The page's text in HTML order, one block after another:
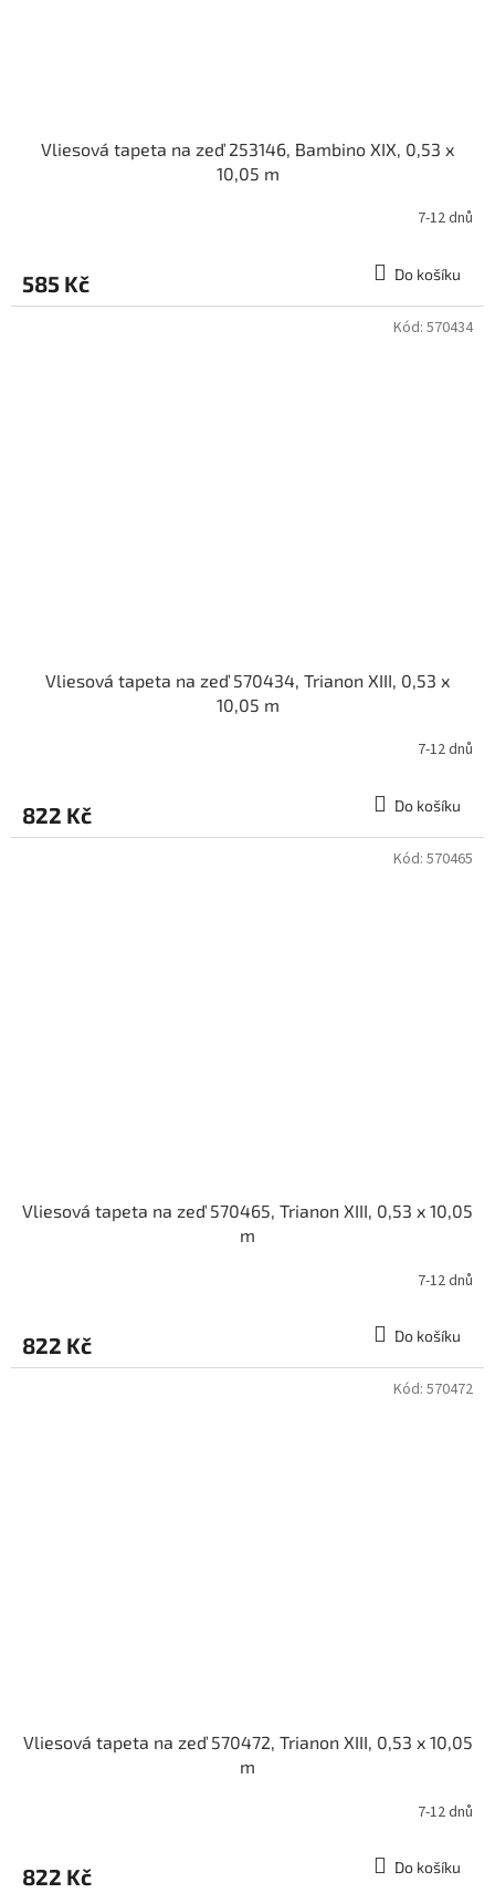
Vliesová tapeta na zeď 253146, Bambino XIX, 0,53 x
10,05 m
7-12 dnů
585 Kč Do košíku
Vliesová tapeta na zeď 570434, Trianon XIII, 0,53 x
10,05 m
7-12 dnů
822 Kč Do košíku
Kód: 570434
Vliesová tapeta na zeď 570465, Trianon XIII, 0,53 x 10,05
m
7-12 dnů
822 Kč Do košíku
Kód: 570465
Vliesová tapeta na zeď 570472, Trianon XIII, 0,53 x 10,05
m
7-12 dnů
822 Kč Do košíku
Kód: 570472